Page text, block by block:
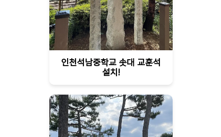
인천석남중학교 솟대 교훈석
설치!